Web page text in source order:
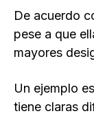
De acuerdo
pese a que
mayores
Un ejemplo
tiene claras